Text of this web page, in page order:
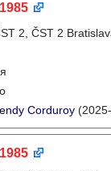
2, ČST 2
Corduroy